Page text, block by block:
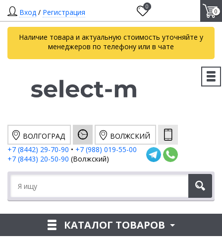
Вход / Регистрация
0
0
Наличие товара и актуальную стоимость уточняйте у
менеджеров по телефону или в чате
ВОЛГОГРАД
ВОЛЖСКИЙ
+7 (8442) 29-70-90 • +7 (988) 019-55-00
+7 (8443) 20-50-90 (Волжский)
КАТАЛОГ ТОВАРОВ